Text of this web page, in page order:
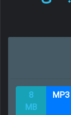
MP3
8
MB